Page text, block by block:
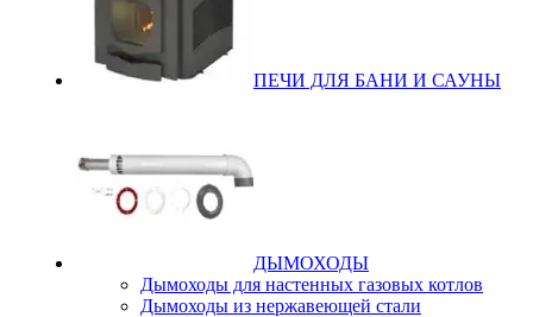
ПЕЧИ ДЛЯ БАНИ И САУНЫ
ДЫМОХОДЫ
Дымоходы для настенных газовых котлов
Дымоходы из нержавеющей стали